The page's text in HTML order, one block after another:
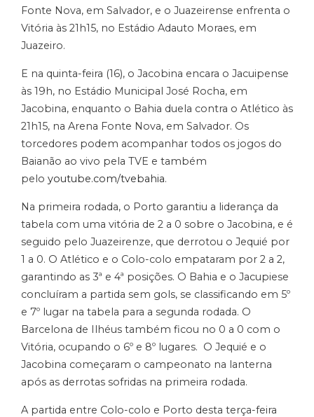
Fonte Nova, em Salvador, e o Juazeirense enfrenta o
Vitória às 21h15, no Estádio Adauto Moraes, em
Juazeiro.
E na quinta-feira (16), o Jacobina encara o Jacuipense
às 19h, no Estádio Municipal José Rocha, em
Jacobina, enquanto o Bahia duela contra o Atlético às
21h15, na Arena Fonte Nova, em Salvador. Os
torcedores podem acompanhar todos os jogos do
Baianão ao vivo pela TVE e também
pelo youtube.com/tvebahia.
Na primeira rodada, o Porto garantiu a liderança da
tabela com uma vitória de 2 a 0 sobre o Jacobina, e é
seguido pelo Juazeirenze, que derrotou o Jequié por
1 a 0. O Atlético e o Colo-colo empataram por 2 a 2,
garantindo as 3ª e 4ª posições. O Bahia e o Jacupiese
concluíram a partida sem gols, se classificando em 5º
e 7º lugar na tabela para a segunda rodada. O
Barcelona de Ilhéus também ficou no 0 a 0 com o
Vitória, ocupando o 6º e 8º lugares. O Jequié e o
Jacobina começaram o campeonato na lanterna
após as derrotas sofridas na primeira rodada.
A partida entre Colo-colo e Porto desta terça-feira